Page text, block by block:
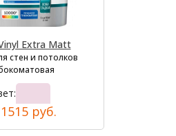
Extra Matt
стен и потолков
руб.